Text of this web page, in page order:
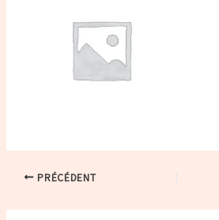
PRÉCÉDENT